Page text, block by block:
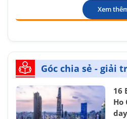
Xem
Góc chia sẻ - giải
16
Ho